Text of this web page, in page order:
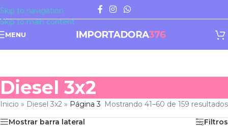
Skip to navigation
Skip to main content
MENU
Diesel 3x2
Inicio » Diesel 3x2 » Página 3 Mostrando 41–60 de 159 resultados
Mostrar barra lateral Filtros